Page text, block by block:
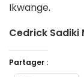
Ikwange.
Cedrick Sadiki
Partager :